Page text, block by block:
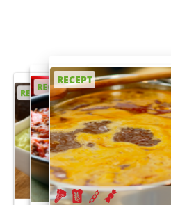
RECEPT
RECEPT
RECEPT
RECEPT
RECEPT